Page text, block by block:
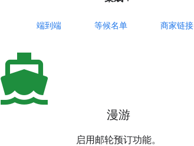
端到端 等候名单 商家链接
directions_boat
漫游
启用邮轮预订功能。